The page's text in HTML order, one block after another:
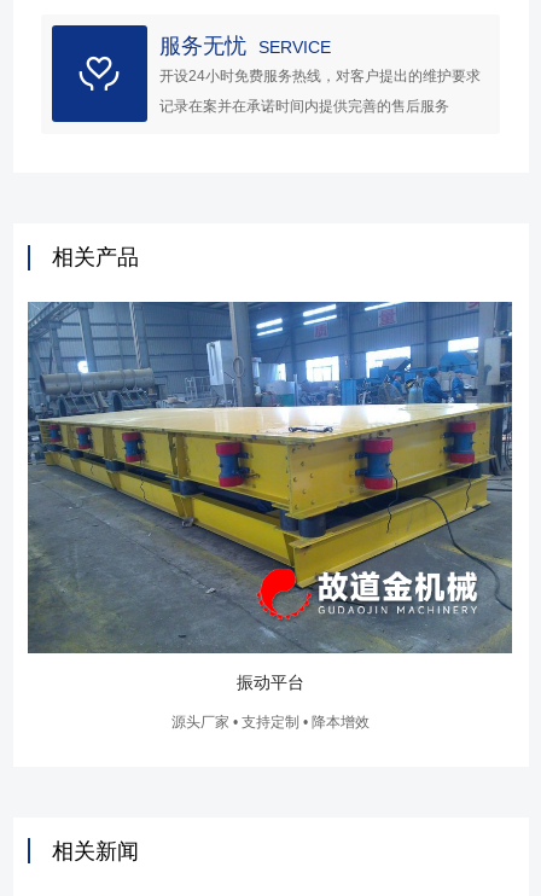
服务无忧 SERVICE
开设24小时免费服务热线，对客户提出的维护要求
记录在案并在承诺时间内提供完善的售后服务
相关产品
振动平台
源头厂家 • 支持定制 • 降本增效
相关新闻